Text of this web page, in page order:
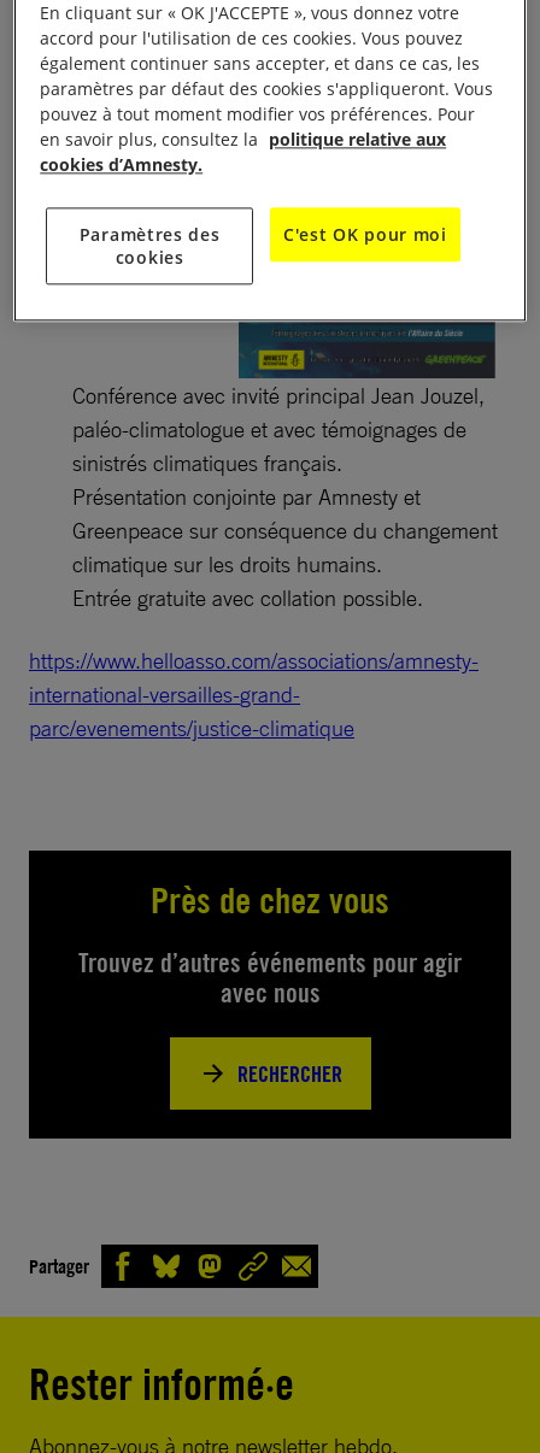
Conférence avec invité principal Jean Jouzel,
paléo-climatologue et avec témoignages de
sinistrés climatiques français.
Présentation conjointe par Amnesty et
Greenpeace sur conséquence du changement
climatique sur les droits humains.
Entrée gratuite avec collation possible.
https://www.helloasso.com/associations/amnesty-
international-versailles-grand-
parc/evenements/justice-climatique
Près de chez vous
Trouvez d’autres événements pour agir
avec nous
RECHERCHER
Partager
Rester informé·e
Abonnez-vous à notre newsletter hebdo.
En cliquant sur « OK J'ACCEPTE », vous donnez votre
accord pour l'utilisation de ces cookies. Vous pouvez
également continuer sans accepter, et dans ce cas, les
paramètres par défaut des cookies s'appliqueront. Vous
pouvez à tout moment modifier vos préférences. Pour
en savoir plus, consultez la politique relative aux
cookies d’Amnesty.
Paramètres des
cookies
C'est OK pour moi